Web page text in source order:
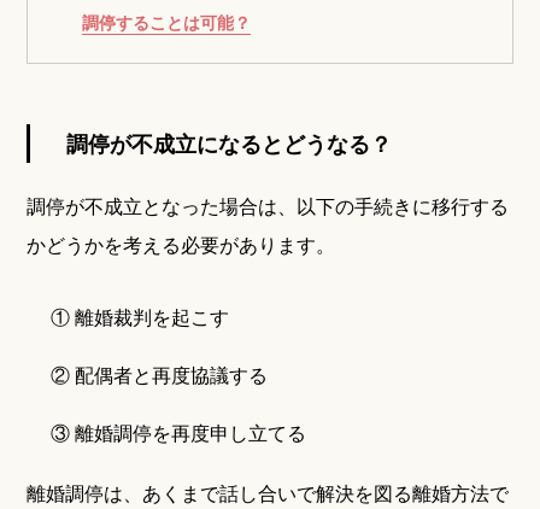
調停することは可能？
調停が不成立になるとどうなる？
調停が不成立となった場合は、以下の手続きに移行する
かどうかを考える必要があります。
① 離婚裁判を起こす
② 配偶者と再度協議する
③ 離婚調停を再度申し立てる
離婚調停は、あくまで話し合いで解決を図る離婚方法で